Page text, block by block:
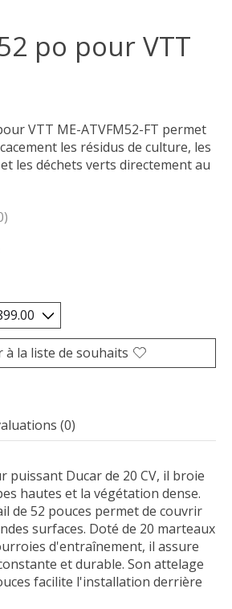
po pour VTT
VTT ME-ATVFM52-FT permet
les résidus de culture, les
les déchets verts directement au
à
à la liste de souhaits
(0)
puissant Ducar de 20 CV, il broie
hautes et la végétation dense.
de 52 pouces permet de couvrir
surfaces. Doté de 20 marteaux
d'entraînement, il assure
et durable. Son attelage
facilite l'installation derrière